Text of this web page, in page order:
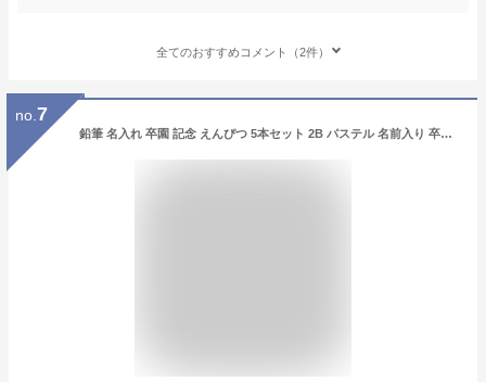
全てのおすすめコメント（2件）
no. 7
鉛筆 名入れ 卒園 記念 えんぴつ 5本セット 2B パステル 名前入り 卒園 記念品 卒園記念 入学祝い 入学 幼稚園 保育園 お祝 小学生 女の子 新学期 子供 プレゼント かわいい イラスト 入園 卒業式